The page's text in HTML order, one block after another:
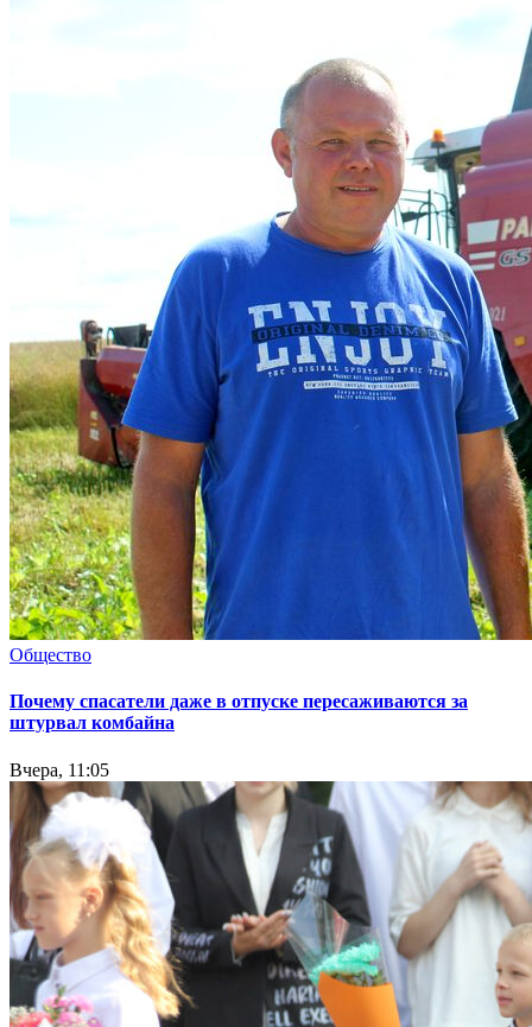
Общество
Почему спасатели даже в отпуске пересаживаются за
штурвал комбайна
Вчера, 11:05